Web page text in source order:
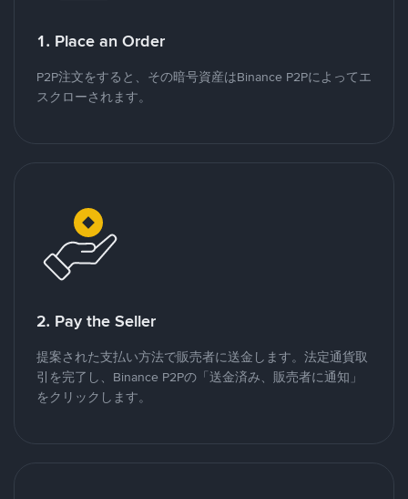
1. Place an Order
P2P注文をすると、その暗号資産はBinance P2Pによってエ
スクローされます。
2. Pay the Seller
提案された支払い方法で販売者に送金します。法定通貨取
引を完了し、Binance P2Pの「送金済み、販売者に通知」
をクリックします。